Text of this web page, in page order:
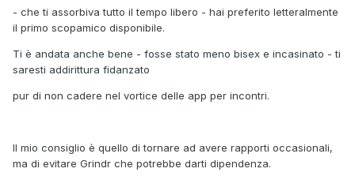
- che ti assorbiva tutto il tempo libero - hai preferito letteralmente
il primo scopamico disponibile.
Ti è andata anche bene - fosse stato meno bisex e incasinato - ti
saresti addirittura fidanzato
pur di non cadere nel vortice delle app per incontri.
Il mio consiglio è quello di tornare ad avere rapporti occasionali,
ma di evitare Grindr che potrebbe darti dipendenza.